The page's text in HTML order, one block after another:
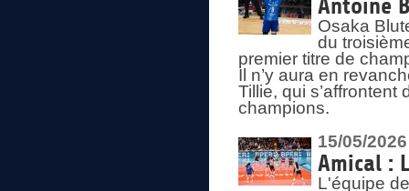
Antoine
Osaka
du
premier titre de
Il n’y aura en
Tillie, qui
champions.
15/05/2026
Amical :
L'équipe